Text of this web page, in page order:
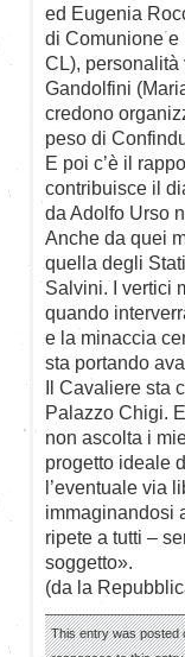
ed Eugenia
di Comunione e
CL),
Gandolfini
credono
peso di
E poi c’è il
contribuisce il
da Adolfo Urso
Anche da quei
quella degli
Salvini. I vertici
quando
e la minaccia
sta portando
Il Cavaliere sta
Palazzo Chigi.
non ascolta i
progetto ideale
l’eventuale via
immaginandosi
ripete a tutti –
soggetto».
(da la
This entry was posted